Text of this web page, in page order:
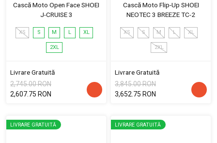
Cască Moto Open Face SHOEI
J-CRUISE 3
XS S M L XL
2XL
Livrare Gratuită
2,745.00 RON
2,607.75 RON
Cască Moto Flip-Up SHOEI
NEOTEC 3 BREEZE TC-2
XS S M L XL
2XL
Livrare Gratuită
3,845.00 RON
3,652.75 RON
LIVRARE GRATUITĂ LIVRARE GRATUITĂ